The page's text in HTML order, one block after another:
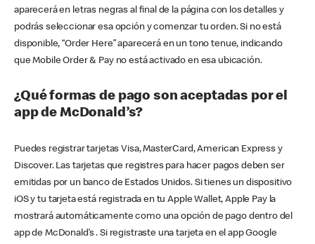
aparecerá en letras negras al final de la página con los detalles y
podrás seleccionar esa opción y comenzar tu orden. Si no está
disponible, “Order Here” aparecerá en un tono tenue, indicando
que Mobile Order & Pay no está activado en esa ubicación.
¿Qué formas de pago son aceptadas por el
app de McDonald’s?
Puedes registrar tarjetas Visa, MasterCard, American Express y
Discover. Las tarjetas que registres para hacer pagos deben ser
emitidas por un banco de Estados Unidos. Si tienes un dispositivo
iOS y tu tarjeta está registrada en tu Apple Wallet, Apple Pay la
mostrará automáticamente como una opción de pago dentro del
app de McDonald’s . Si registraste una tarjeta en el app Google